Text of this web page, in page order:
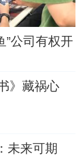
”公司有权开
》藏祸心
未来可期